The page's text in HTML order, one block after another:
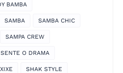
BAMBA
SAMBA SAMBA CHIC
SAMPA CREW
SENTE O DRAMA
SHAK STYLE